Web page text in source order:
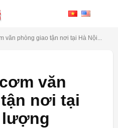
văn phòng giao tận nơi tại Hà Nội...
văn
nơi tại
lượng